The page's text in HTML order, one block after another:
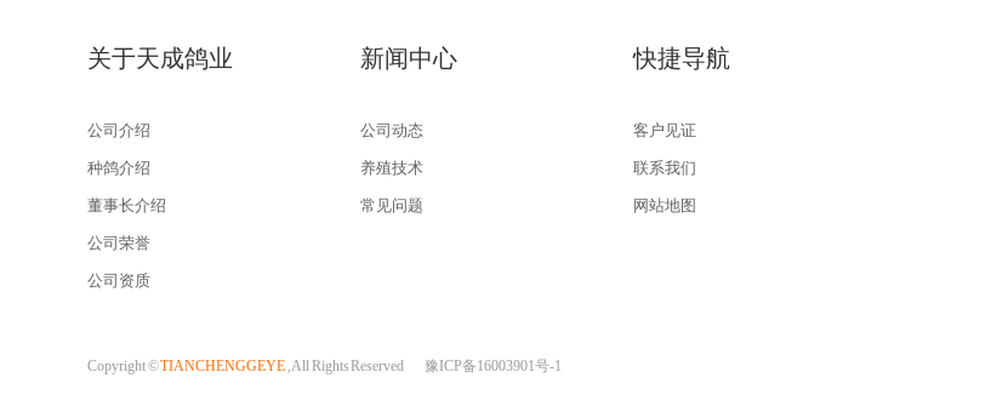
关于天成鸽业
公司介绍
种鸽介绍
董事长介绍
公司荣誉
公司资质
新闻中心
公司动态
养殖技术
常见问题
快捷导航
客户见证
联系我们
网站地图
Copyright ©TIANCHENGGEYE , All Rights Reserved 豫ICP备16003901号-1